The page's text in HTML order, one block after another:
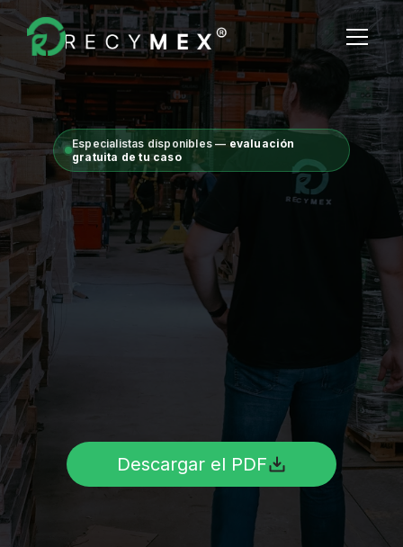
Destrucción Fiscal
Quiénes Somos
ContactoEspecialistas disponibles — evaluación
gratuita de tu caso
Destrucción fiscal ·
Residuos de Manejo
Dejan de ser tu
problema hoy
Contáctanos ahora.
Cuidamos el futuro de tu empresa y del
medio ambiente con procesos certificados
en destrucción fiscal, manejo de residuos
especiales y residuos IMMEX.
Descargar el PDF